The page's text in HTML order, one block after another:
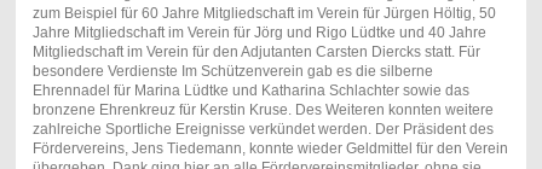
zum Beispiel für 60 Jahre Mitgliedschaft im Verein für Jürgen Höltig, 50
Jahre Mitgliedschaft im Verein für Jörg und Rigo Lüdtke und 40 Jahre
Mitgliedschaft im Verein für den Adjutanten Carsten Diercks statt. Für
besondere Verdienste Im Schützenverein gab es die silberne
Ehrennadel für Marina Lüdtke und Katharina Schlachter sowie das
bronzene Ehrenkreuz für Kerstin Kruse. Des Weiteren konnten weitere
zahlreiche Sportliche Ereignisse verkündet werden. Der Präsident des
Fördervereins, Jens Tiedemann, konnte wieder Geldmittel für den Verein